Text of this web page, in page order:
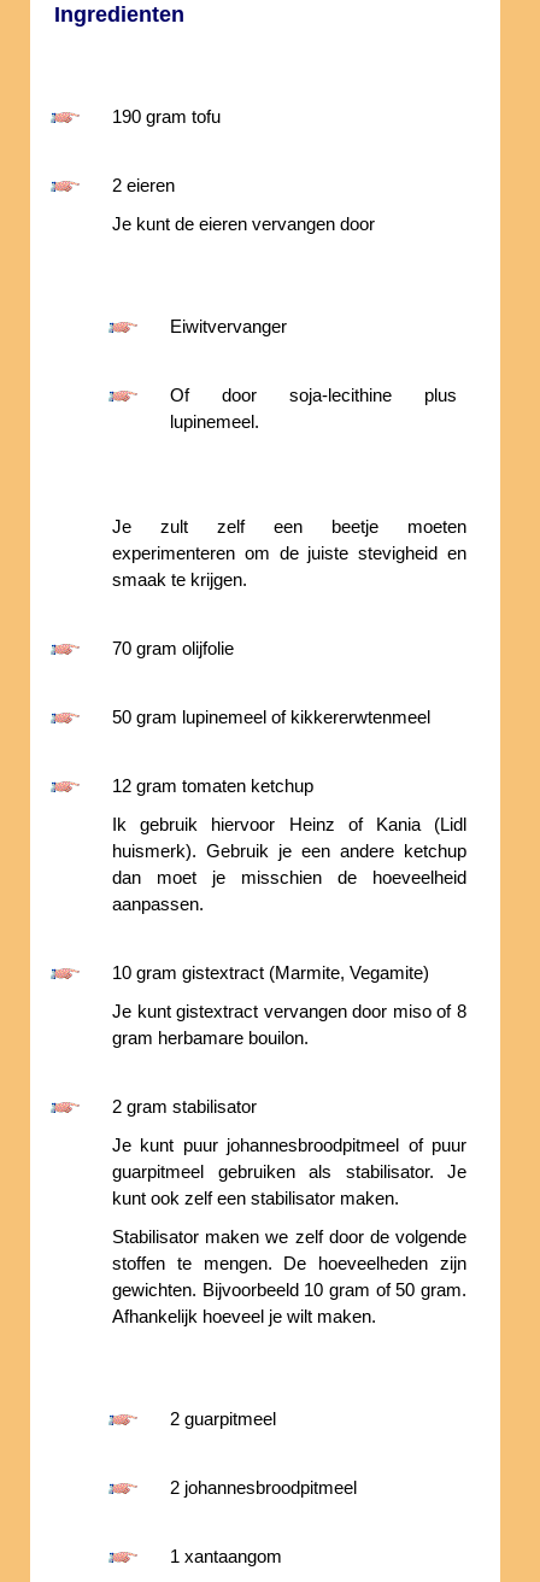
Ingredienten
190 gram tofu
2 eieren
Je kunt de eieren vervangen door
Eiwitvervanger
Of door soja-lecithine plus
lupinemeel.
Je zult zelf een beetje moeten
experimenteren om de juiste stevigheid en
smaak te krijgen.
70 gram olijfolie
50 gram lupinemeel of kikkererwtenmeel
12 gram tomaten ketchup
Ik gebruik hiervoor Heinz of Kania (Lidl
huismerk). Gebruik je een andere ketchup
dan moet je misschien de hoeveelheid
aanpassen.
10 gram gistextract (Marmite, Vegamite)
Je kunt gistextract vervangen door miso of 8
gram herbamare bouilon.
2 gram stabilisator
Je kunt puur johannesbroodpitmeel of puur
guarpitmeel gebruiken als stabilisator. Je
kunt ook zelf een stabilisator maken.
Stabilisator maken we zelf door de volgende
stoffen te mengen. De hoeveelheden zijn
gewichten. Bijvoorbeeld 10 gram of 50 gram.
Afhankelijk hoeveel je wilt maken.
2 guarpitmeel
2 johannesbroodpitmeel
1 xantaangom